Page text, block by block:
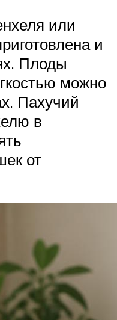
или
и
Плоды
можно
Пахучий
в
от